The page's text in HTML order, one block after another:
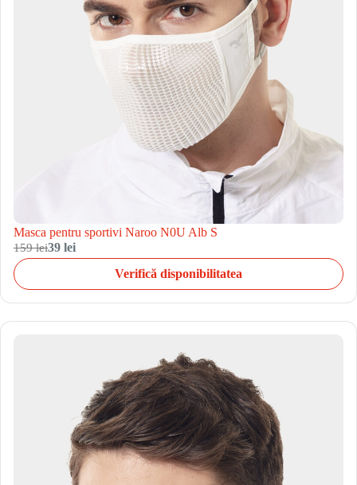
Masca pentru sportivi Naroo N0U Alb S
159 lei39 lei
Verifică disponibilitatea